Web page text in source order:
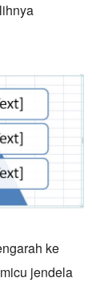
ke
jendela